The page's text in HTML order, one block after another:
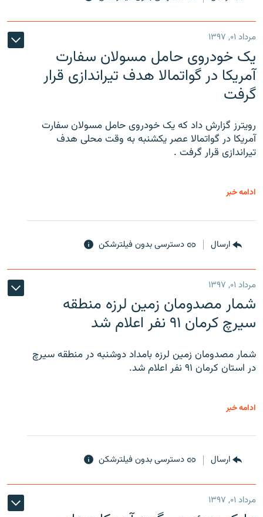
مرداد ۰۱, ۱۳۹۷
یک خودروی حامل مسولان سفارت
آمریکا در گواتمالا هدف تیراندازی قرار
گرفت
رویترز گزارش داد که یک خودروی حامل مسولان سفارت
آمریکا در گواتمالا عصر یکشنبه به وقت محلی هدف
تیراندازی قرار گرفت .
ادامه خبر
ارسال دسترسی بدون فیلترشکن
مرداد ۰۱, ۱۳۹۷
شمار مصدومان زمین لرزه منطقه
سیرچ کرمان ۹۱ نفر اعلام شد
شمار مصدومان زمین لرزه بامداد دوشنبه در منطقه سیرچ
در استان کرمان ۹۱ نفر اعلام شد.
ادامه خبر
ارسال دسترسی بدون فیلترشکن
مرداد ۰۱, ۱۳۹۷